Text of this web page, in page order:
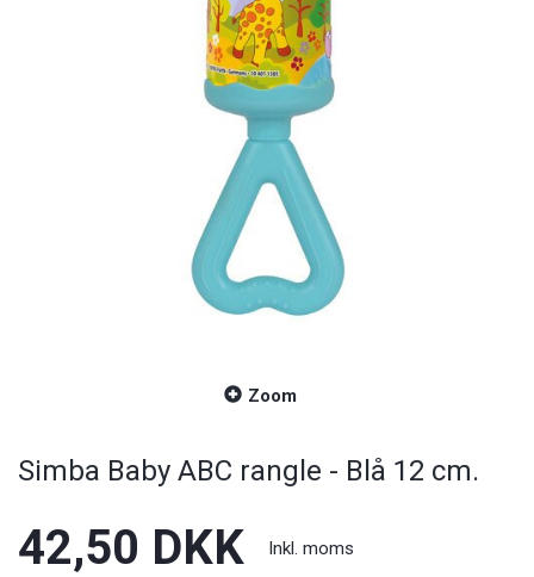
Zoom
Simba Baby ABC rangle - Blå 12 cm.
42,50 DKK Inkl. moms